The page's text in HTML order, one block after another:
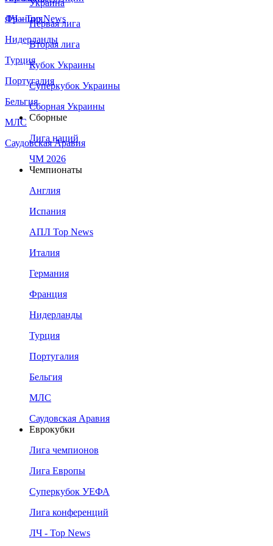
Франция
Нидерланды
Турция
Португалия
Бельгия
МЛС
Саудовская Аравия
ЛЧ - Top News
Украина
Первая лига
Вторая лига
Кубок Украины
Суперкубок Украины
Сборная Украины
Сборные
Лига наций
ЧМ 2026
Чемпионаты
Англия
Испания
АПЛ Top News
Италия
Германия
Франция
Нидерланды
Турция
Португалия
Бельгия
МЛС
Саудовская Аравия
Еврокубки
Лига чемпионов
Лига Европы
Суперкубок УЕФА
Лига конференций
ЛЧ - Top News